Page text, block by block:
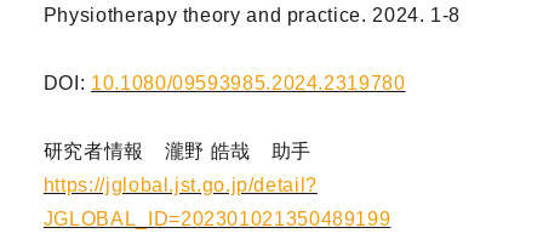
Physiotherapy theory and practice. 2024. 1-8
DOI: 10.1080/09593985.2024.2319780
研究者情報 瀧野 皓哉 助手
https://jglobal.jst.go.jp/detail?
JGLOBAL_ID=202301021350489199